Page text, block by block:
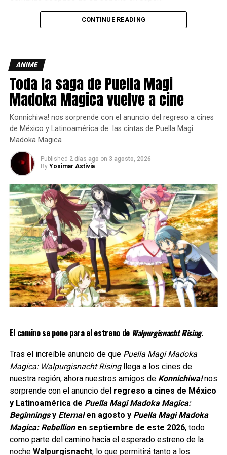
lo que hace que la serie sea accesible a audiencias
globales a medida que el Juego de la Eliminación se
intensifica.
deliberada para dar al arco argumental una despedida
adecuada antes de que la historia avance a su siguiente
fase.
Esta temporada adapta las primeras etapas del Juego de
la Purga del manga original de Gege Akutami, publicado en
la Weekly Shonen Jump desde marzo de 2018 hasta su
conclusión en septiembre de 2024.
El arco argumental transforma la historia en un juego
incluso a los hechiceros más poderosos.
Siguenos en todas nuestrasredes socialespara estar
enterado de lo más atractivo del mundo geek, además
suscríbete a nuestro canal deYoutubeypodcast
comments
nueva película, se trata de la continuación de una historia
que permaneció inconclusa durante más de una década y
que marcó un antes y un después para el género de las
chicas mágicas.
CONTINUE READING
ANIME
Toda la saga de Puella Magi
Madoka Magica vuelve a cine
Konnichiwa! nos sorprende con el anuncio del regreso a cines
de México y Latinoamérica de las cintas de Puella Magi
Madoka Magica
Published 2 días ago on 3 agosto, 2026
By Yosimar Astivia
El camino se pone para el estreno de Walpurgisnacht Rising.
Tras el increíble anuncio de que Puella Magi Madoka
Magica: Walpurgisnacht Rising llega a los cines de
nuestra región, ahora nuestros amigos de Konnichiwa!nos
sorprende con el anuncio del regreso a cines de México
y Latinoamérica de Puella Magi Madoka Magica:
Beginningsy Eternalen agosto y Puella Magi Madoka
Magica: Rebellion en septiembre de este 2026, todo
como parte del camino hacia el esperado estreno de la
noche Walpurgisnacht; lo que permitirá tanto a los